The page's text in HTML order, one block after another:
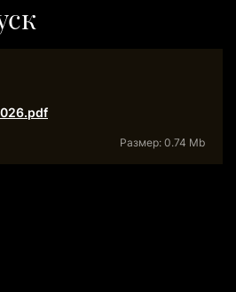
Размер: 0.74 Mb